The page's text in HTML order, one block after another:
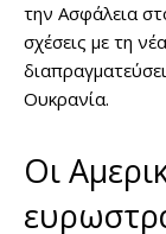
την Ασφάλεια
σχέσεις με τη
Ουκρανία.
Οι